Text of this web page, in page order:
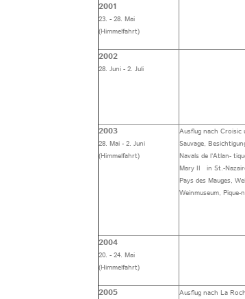
2001
23. - 28. Mai
(Himmelfahrt)
2002
28. Juni - 2. Juli
2003
28. Mai - 2. Juni
(Himmelfahrt)
Ausflug nach Croisic
Sauvage,
Navals de l‘Atlan-
Mary II in St.-
Pays des Mauges,
Weinmuseum, Pique-
2004
20. - 24. Mai
(Himmelfahrt)
2005
Ausflug nach La